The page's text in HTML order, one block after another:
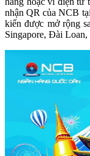
nhận QR của NCB
kiến được mở rộng
Singapore, Đài